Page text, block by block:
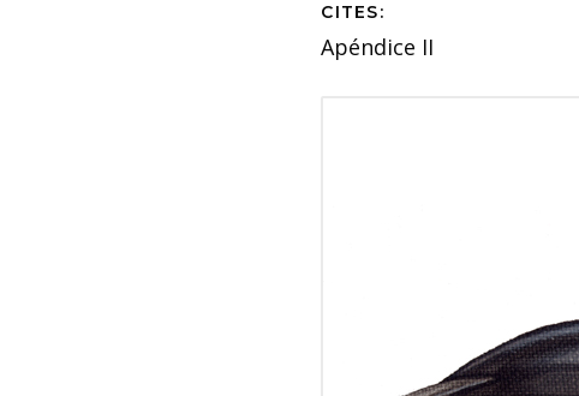
CITES:
Apéndice II